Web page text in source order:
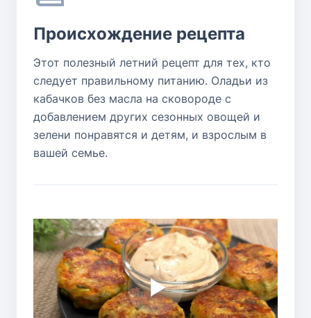
Происхождение рецепта
Этот полезный летний рецепт для тех, кто
следует правильному питанию. Оладьи из
кабачков без масла на сковороде с
добавлением других сезонных овощей и
зелени понравятся и детям, и взрослым в
вашей семье.